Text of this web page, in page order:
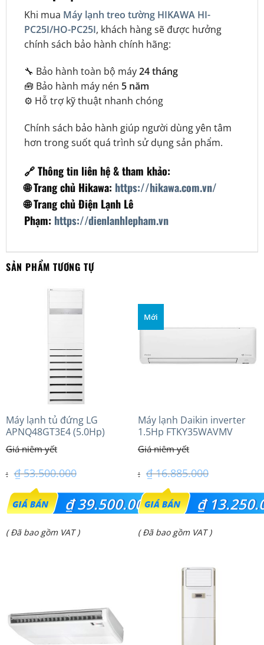
Khi mua Máy lạnh treo tường HIKAWA HI-
PC25I/HO-PC25I, khách hàng sẽ được hưởng
chính sách bảo hành chính hãng:
🔧 Bảo hành toàn bộ máy24 tháng
🧰 Bảo hành máy nén 5 năm
⚙️ Hỗ trợ kỹ thuật nhanh chóng
Chính sách bảo hành giúp người dùng yên tâm
hơn trong suốt quá trình sử dụng sản phẩm.
🔗 Thông tin liên hệ & tham khảo:
🌐 Trang chủ Hikawa: https://hikawa.com.vn/
🌐 Trang chủ Điện Lạnh Lê
Phạm: https://dienlanhlepham.vn
SẢN PHẨM TƯƠNG TỰ
Máy lạnh tủ đứng LG
APNQ48GT3E4 (5.0Hp)
Inverter
₫53.500.000
Giá
gốc
là:
₫39.500.000
Giá
₫ 39.500.000.
( Đã bao gồm VAT )
Mới
Máy lạnh Daikin inverter
1.5Hp FTKY35WAVMV
₫16.885.000
Giá
gốc
là:
₫
Giá
( Đã bao gồm VAT )